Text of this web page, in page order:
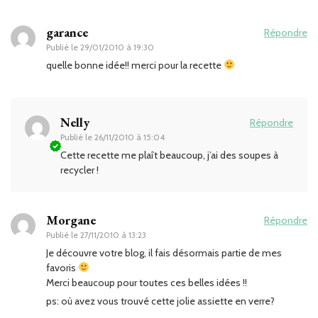
garance
Publié le 29/01/2010 à 19:30
Répondre
quelle bonne idée!! merci pour la recette
Nelly
Publié le 26/11/2010 à 15:04
Répondre
Cette recette me plaît beaucoup, j’ai des soupes à
recycler !
Morgane
Publié le 27/11/2010 à 13:23
Répondre
Je découvre votre blog, il fais désormais partie de mes
favoris
Merci beaucoup pour toutes ces belles idées !!
ps: où avez vous trouvé cette jolie assiette en verre?